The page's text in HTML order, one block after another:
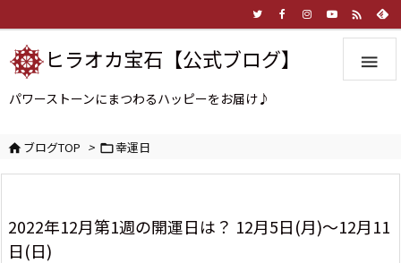


ヒラオカ宝石【公式ブログ】
パワーストーンにまつわるハッピーをお届け♪
ブログTOP > 幸運日
2022年12月第1週の開運日は？ 12月5日(月)～12月11
日(日)